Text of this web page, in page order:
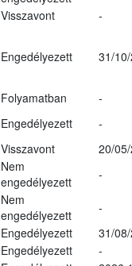
Visszavont
-
Engedélyezett 31/
Folyamatban
-
Engedélyezett
-
Visszavont
20/
Nem
engedélyezett
-
Nem
engedélyezett
-
Engedélyezett
31/
Engedélyezett
-